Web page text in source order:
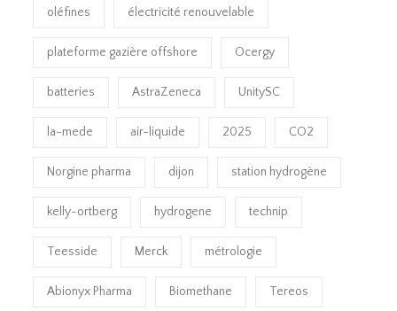
oléfines électricité renouvelable
plateforme gazière offshore Ocergy
batteries AstraZeneca UnitySC
la-mede air-liquide 2025 CO2
Norgine pharma dijon station hydrogène
kelly-ortberg hydrogene technip
Teesside Merck métrologie
Abionyx Pharma Biomethane Tereos